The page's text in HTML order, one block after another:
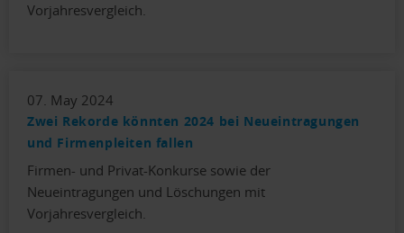
Vorjahresvergleich.
07. May 2024
Zwei Rekorde könnten 2024 bei Neueintragungen
und Firmenpleiten fallen
Firmen- und Privat-Konkurse sowie der
Neueintragungen und Löschungen mit
Vorjahresvergleich.